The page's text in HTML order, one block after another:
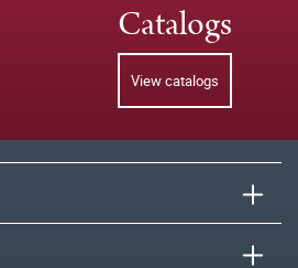
Catalogs
View catalogs